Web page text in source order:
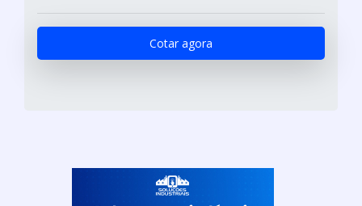
Cotar agora